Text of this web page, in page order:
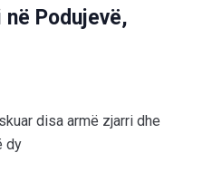
Podujevë,
disa armë zjarri dhe
dy